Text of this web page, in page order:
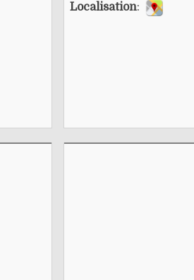
Localisation: